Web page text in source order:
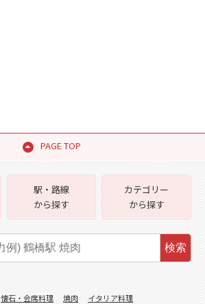
PAGE TOP
駅・路線
から探す
カテゴリー
から探す
検索
懐石・会席料理 焼肉
イタリア料理